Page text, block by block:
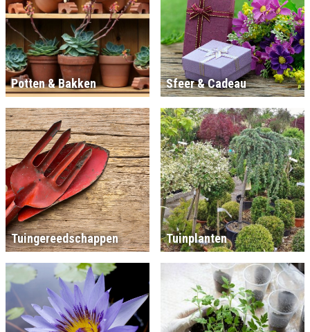
Potten & Bakken Sfeer & Cadeau
Tuingereedschappen Tuinplanten